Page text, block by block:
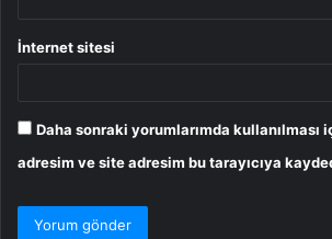
İnternet sitesi
Daha sonraki yorumlarımda kullanılması
adresim ve site adresim bu tarayıcıya